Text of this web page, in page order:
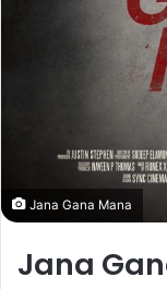
Jana Gana Mana
Jana